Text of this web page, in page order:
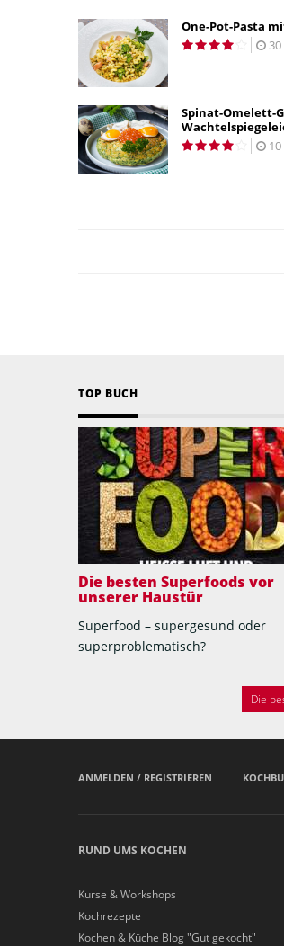
One-Pot-Pasta
30
Spinat-Omelett-
10
TOP BUCH
Die besten Superfoods vor
unserer Haustür
Superfood – supergesund oder
superproblematisch?
Die
ANMELDEN / REGISTRIEREN
RUND UMS KOCHEN
Kurse & Workshops
Kochrezepte
Kochen & Küche Blog "Gut gekocht"